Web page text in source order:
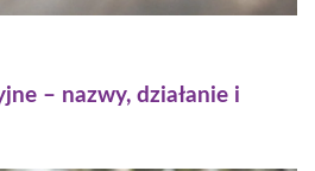
– nazwy, działanie i